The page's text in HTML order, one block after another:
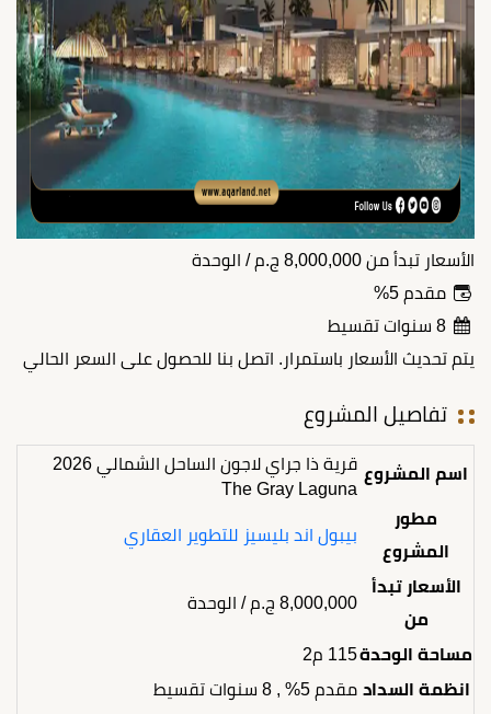
الأسعار تبدأ من 8,000,000 ج.م / الوحدة
مقدم 5%
8 سنوات تقسيط
يتم تحديث الأسعار باستمرار. اتصل بنا للحصول على السعر الحالي
تفاصيل المشروع
اسم المشروع
قرية ذا جراي لاجون الساحل الشمالي 2026
The Gray Laguna
مطور
المشروع
بيبول اند بليسيز للتطوير العقاري
الأسعار تبدأ
من
8,000,000 ج.م / الوحدة
مساحة الوحدة115 م2
انظمة السداد مقدم 5% , 8 سنوات تقسيط